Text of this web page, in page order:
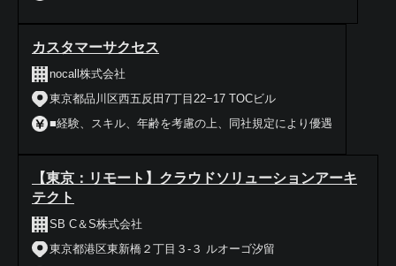
カスタマーサクセス
nocall株式会社
東京都品川区西五反田7丁目22−17 TOCビル
■経験、スキル、年齢を考慮の上、同社規定により優遇
【東京：リモート】クラウドソリューションアーキ
テクト
SB C＆S株式会社
東京都港区東新橋２丁目３‐３ ルオーゴ汐留